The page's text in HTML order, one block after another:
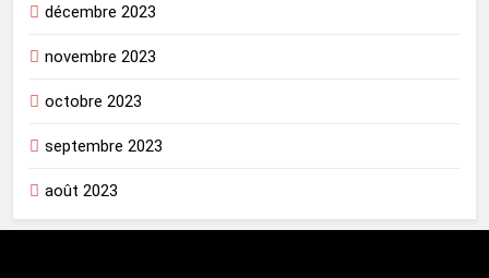
décembre 2023
novembre 2023
octobre 2023
septembre 2023
août 2023